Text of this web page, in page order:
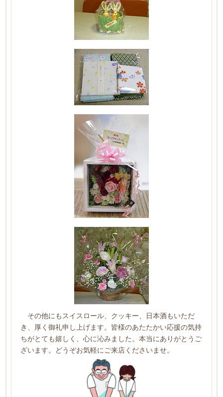
その他にもスイスロール、クッキー、日本酒もいただ
き、厚く御礼申し上げます。皆様のあたたかい応援の気持
ちがとても嬉しく、心に沁みました。本当にありがとうご
ざいます。どうぞお気軽にご来店くださいませ。